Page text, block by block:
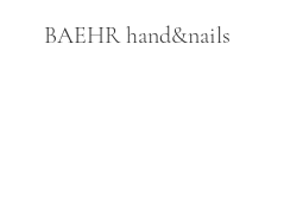
BAEHR hand&nails